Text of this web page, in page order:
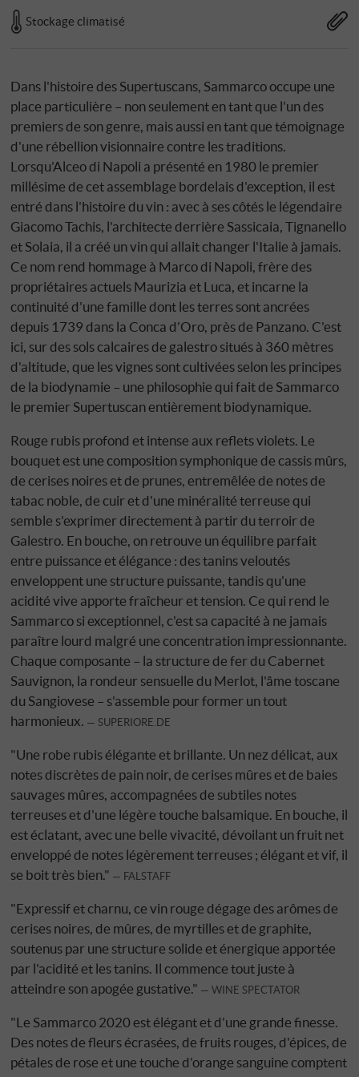
Stockage climatisé
Dans l'histoire des Supertuscans, Sammarco occupe une
place particulière – non seulement en tant que l'un des
premiers de son genre, mais aussi en tant que témoignage
d'une rébellion visionnaire contre les traditions.
Lorsqu'Alceo di Napoli a présenté en 1980 le premier
millésime de cet assemblage bordelais d'exception, il est
entré dans l'histoire du vin : avec à ses côtés le légendaire
Giacomo Tachis, l'architecte derrière Sassicaia, Tignanello
et Solaia, il a créé un vin qui allait changer l'Italie à jamais.
Ce nom rend hommage à Marco di Napoli, frère des
propriétaires actuels Maurizia et Luca, et incarne la
continuité d'une famille dont les terres sont ancrées
depuis 1739 dans la Conca d'Oro, près de Panzano. C'est
ici, sur des sols calcaires de galestro situés à 360 mètres
d'altitude, que les vignes sont cultivées selon les principes
de la biodynamie – une philosophie qui fait de Sammarco
le premier Supertuscan entièrement biodynamique.
Rouge rubis profond et intense aux reflets violets. Le
bouquet est une composition symphonique de cassis mûrs,
de cerises noires et de prunes, entremêlée de notes de
tabac noble, de cuir et d'une minéralité terreuse qui
semble s'exprimer directement à partir du terroir de
Galestro. En bouche, on retrouve un équilibre parfait
entre puissance et élégance : des tanins veloutés
enveloppent une structure puissante, tandis qu'une
acidité vive apporte fraîcheur et tension. Ce qui rend le
Sammarco si exceptionnel, c'est sa capacité à ne jamais
paraître lourd malgré une concentration impressionnante.
Chaque composante – la structure de fer du Cabernet
Sauvignon, la rondeur sensuelle du Merlot, l'âme toscane
du Sangiovese – s'assemble pour former un tout
harmonieux.
SUPERIORE.DE
"Une robe rubis élégante et brillante. Un nez délicat, aux
notes discrètes de pain noir, de cerises mûres et de baies
sauvages mûres, accompagnées de subtiles notes
terreuses et d'une légère touche balsamique. En bouche, il
est éclatant, avec une belle vivacité, dévoilant un fruit net
enveloppé de notes légèrement terreuses ; élégant et vif, il
se boit très bien."
FALSTAFF
"Expressif et charnu, ce vin rouge dégage des arômes de
cerises noires, de mûres, de myrtilles et de graphite,
soutenus par une structure solide et énergique apportée
par l'acidité et les tanins. Il commence tout juste à
atteindre son apogée gustative."
WINE SPECTATOR
"Le Sammarco 2020 est élégant et d'une grande finesse.
Des notes de fleurs écrasées, de fruits rouges, d'épices, de
pétales de rose et une touche d'orange sanguine comptent